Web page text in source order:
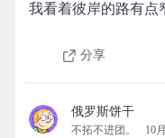
我看着彼岸的路有点
分享
俄罗斯饼干
不拓不进团。 10